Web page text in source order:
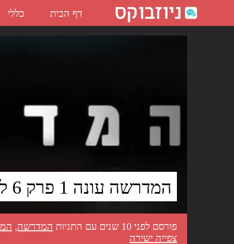
דף הבית כללי המדרשה עונה 1 פרק 6 לצפייה ישירה - ניוזבוקס
המדרשה עונה 1 פרק 6 לצפייה ישירה
פורסם לפני 10 שנים עם התגיות המדרשה,
צפייה ישירה